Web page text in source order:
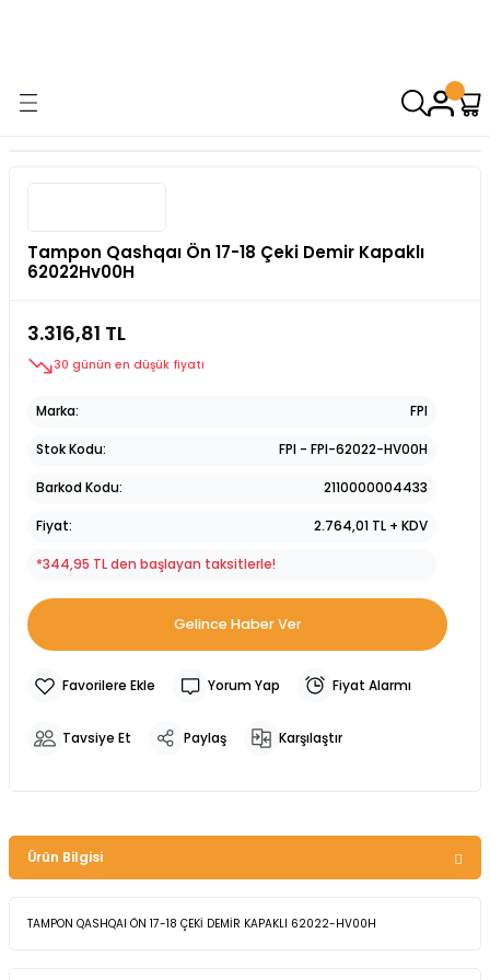
Tampon Qashqaı Ön 17-18 Çeki Demir Kapaklı
62022Hv00H
3.316,81 TL
30 günün en düşük fiyatı
Marka FPI
Stok Kodu FPI - FPI-62022-HV00H
Barkod Kodu 2110000004433
Fiyat 2.764,01 TL + KDV
*344,95 TL den başlayan taksitlerle!
Gelince Haber Ver
Yorum Yap Fiyat Alarmı
Tavsiye Et Paylaş Karşılaştır
Ürün Bilgisi
TAMPON QASHQAI ÖN 17-18 ÇEKİ DEMİR KAPAKLI 62022-HV00H